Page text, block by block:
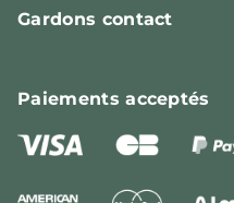
Gardons contact
Paiementsacceptés